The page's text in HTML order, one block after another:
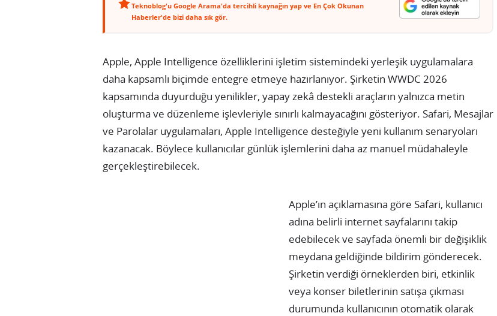
Teknoblog'u Google Arama'da tercihli kaynağın yap ve En Çok Okunan
Haberler'de bizi daha sık gör.
Apple, Apple Intelligence özelliklerini işletim sistemindeki yerleşik uygulamalara
daha kapsamlı biçimde entegre etmeye hazırlanıyor. Şirketin WWDC 2026
kapsamında duyurduğu yenilikler, yapay zekâ destekli araçların yalnızca metin
oluşturma ve düzenleme işlevleriyle sınırlı kalmayacağını gösteriyor. Safari, Mesajlar
ve Parolalar uygulamaları, Apple Intelligence desteğiyle yeni kullanım senaryoları
kazanacak. Böylece kullanıcılar günlük işlemlerini daha az manuel müdahaleyle
gerçekleştirebilecek.
Apple’ın açıklamasına göre Safari, kullanıcı
adına belirli internet sayfalarını takip
edebilecek ve sayfada önemli bir değişiklik
meydana geldiğinde bildirim gönderecek.
Şirketin verdiği örneklerden biri, etkinlik
veya konser biletlerinin satışa çıkması
durumunda kullanıcının otomatik olarak